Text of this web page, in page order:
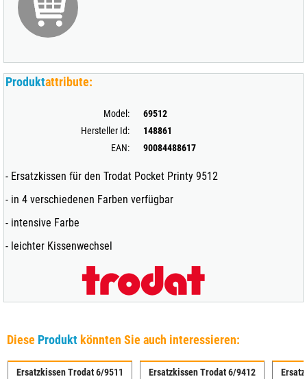
Produktattribute:
Model:
69512
Hersteller Id:
148861
EAN:
90084488617
- Ersatzkissen für den Trodat Pocket Printy 9512
- in 4 verschiedenen Farben verfügbar
- intensive Farbe
- leichter Kissenwechsel
Diese Produkt könnten Sie auch interessieren:
Ersatzkissen Trodat 6/9511 Ersatzkissen Trodat 6/9412